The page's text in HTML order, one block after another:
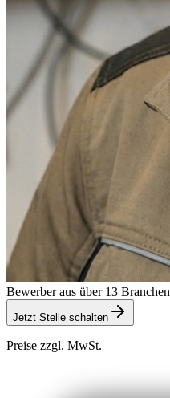
Bewerber aus über 13 Branchen
Jetzt Stelle schalten
Preise zzgl. MwSt.